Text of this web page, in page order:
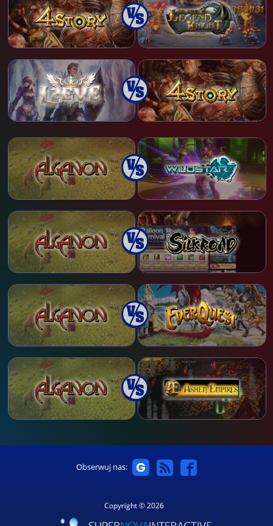
Obserwuj nas:
Copyright © 2026